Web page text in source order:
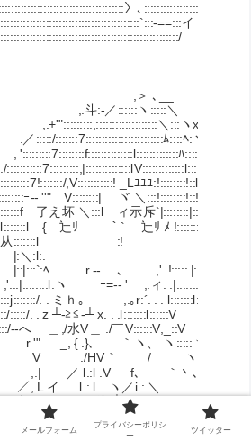
〉､:::::::::::::::::::ﾉ
==:::イ
､__
::::::ヽ:::::＼
＼:::ヽx
ﾑ::::ﾍ:ヽ
ﾊ::::ﾑ::::V
ﾊ:::.
,V:::::::::::! _Lﾕﾕﾕ:!::::::::!::l
''" V::::::::| ヾ ＼
坏 ＼:::l ィ示斥`|::::::::|::!
辷ﾘ ｀` 辷ﾘ ﾒ !:::::::l::l
:! ,!:::::::!::
,1:::::::!::l
‐- ､ ,'..!::::: |:::
ｰ=‐- ' ,.ィ. .|:::::::l::::
ｈ｡ ,.｡r:´. . . l:::::::l:::::v
≧≦-┴ x. . .l:::::::l::::::V
,/水V＿ ./￣V::::::V,_::V
_, { .}､ ｀ヽ、 ヽ:::::ヽ ＼､
./HV｀ / _ ヽ:::::＼.ﾍ::､
,.| ／ l.:l .V f､ ｀丶､x:::::＼､
イ .l.:.l ヽ／i.:.＼ ﾐh､:::::}
ｰ -.､/.:.:L 斗-┘.:.:.:ヽ ＼ ﾍ::v
ﾆ=.:.:.:.:.:.:.:.:.:.:.:.:.:.:.V
: : : :
メールフォーム
プライバシーポリシ
ー
ツイッター